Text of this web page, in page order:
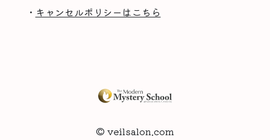
・ キャンセルポリシーはこちら
© veilsalon.com